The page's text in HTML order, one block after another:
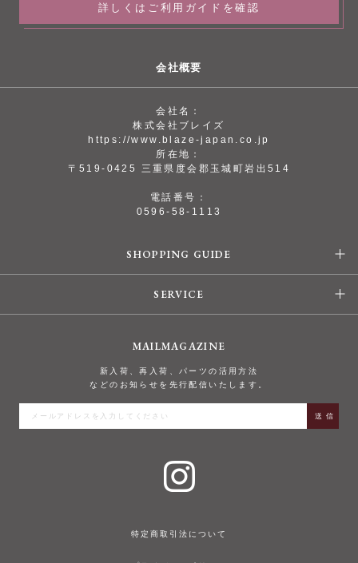
詳しくはご利用ガイドを確認
会社概要
会社名：
株式会社ブレイズ
https://www.blaze-japan.co.jp
所在地：
〒519-0425 三重県度会郡玉城町岩出514
電話番号：
0596-58-1113
SHOPPING GUIDE
SERVICE
MAILMAGAZINE
新入荷、再入荷、パーツの活用方法
などのお知らせを先行配信いたします。
特定商取引法について